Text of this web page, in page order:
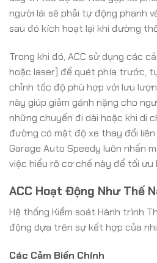
người lái sẽ phải tự động phanh
sau đó kích hoạt lại khi đường
Trong khi đó, ACC sử dụng các
hoặc laser) để quét phía trước,
chỉnh tốc độ phù hợp với lưu
này giúp giảm gánh nặng cho
những chuyến đi dài hoặc khi di
đường có mật độ xe thay đổi
Garage Auto Speedy luôn nhấn
việc hiểu rõ cơ chế này để tối ưu
ACC Hoạt Động Như Thế
Hệ thống Kiểm soát Hành trình
động dựa trên sự kết hợp của
Các Cảm Biến Chính